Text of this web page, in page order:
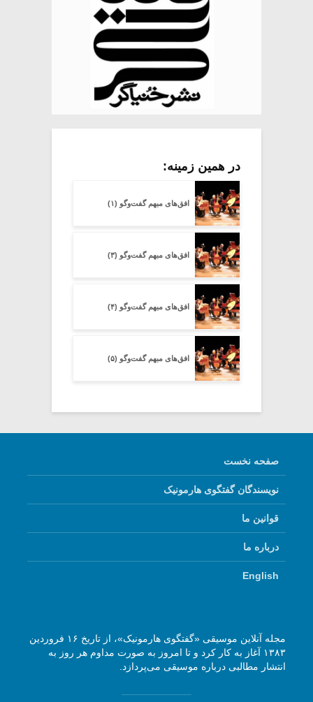
در همین زمینه:
افق‌های مبهم گفت‌وگو (۱)
افق‌های مبهم گفت‌وگو (۳)
افق‌های مبهم گفت‌وگو (۴)
افق‌های مبهم گفت‌وگو (۵)
صفحه نخست
نویسندگان گفتگوی هارمونیک
قوانین ما
درباره ما
English
مجله آنلاین موسیقی «گفتگوی هارمونیک»، از تاریخ ۱۶ فروردین
۱۳۸۳ آغاز به کار کرد و تا امروز به صورت مداوم هر روز به
انتشار مطالبی درباره موسیقی می‌پردازد.